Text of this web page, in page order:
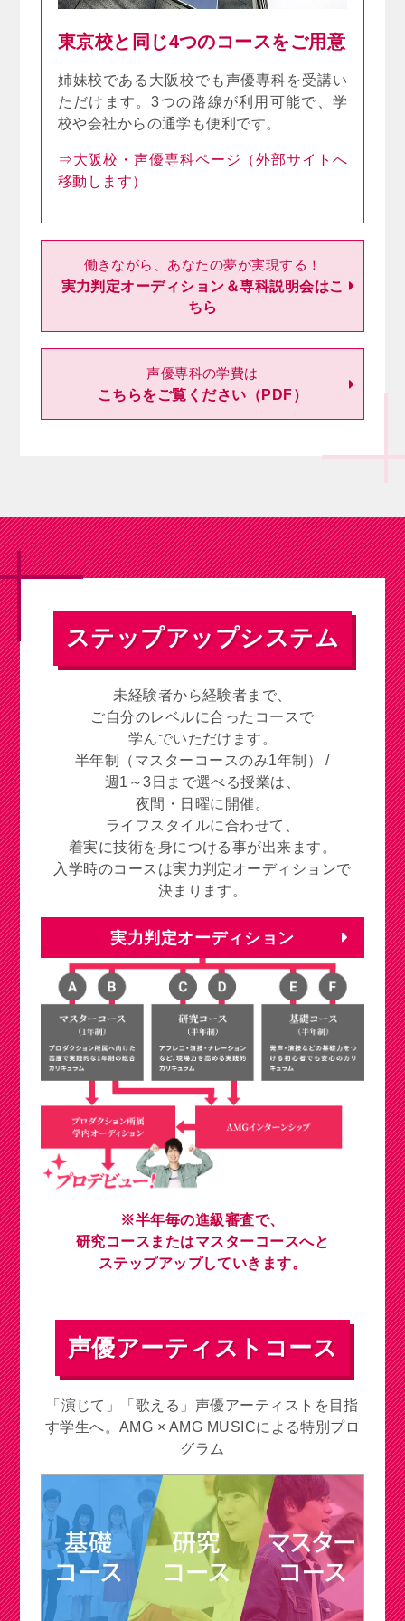
東京校と同じ4つのコースをご用意
姉妹校である大阪校でも声優専科を受講い
ただけます。3つの路線が利用可能で、学
校や会社からの通学も便利です。
⇒大阪校・声優専科ページ（外部サイトへ
移動します）
働きながら、あなたの夢が実現する！
実力判定オーディション＆専科説明会はこ
ちら
声優専科の学費は
こちらをご覧ください（PDF）
ステップアップシステム
未経験者から経験者まで、
ご自分のレベルに合ったコースで
学んでいただけます。
半年制（マスターコースのみ1年制） /
週1～3日まで選べる授業は、
夜間・日曜に開催。
ライフスタイルに合わせて、
着実に技術を身につける事が出来ます。
入学時のコースは実力判定オーディションで
決まります。
実力判定オーディション
※半年毎の進級審査で、
研究コースまたはマスターコースへと
ステップアップしていきます。
声優アーティストコース
「演じて」「歌える」声優アーティストを目指
す学生へ。AMG × AMG MUSICによる特別プロ
グラム